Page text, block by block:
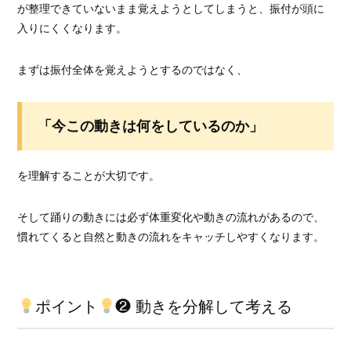
が整理できていないまま覚えようとしてしまうと、振付が頭に
入りにくくなります。
まずは振付全体を覚えようとするのではなく、
「今この動きは何をしているのか」
を理解することが大切です。
そして踊りの動きには必ず体重変化や動きの流れがあるので、
慣れてくると自然と動きの流れをキャッチしやすくなります。
ポイント ❷ 動きを分解して考える